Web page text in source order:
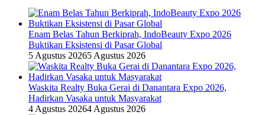
Enam Belas Tahun Berkiprah, IndoBeauty Expo 2026
Buktikan Eksistensi di Pasar Global
5 Agustus 20265 Agustus 2026
Waskita Realty Buka Gerai di Danantara Expo 2026,
Hadirkan Vasaka untuk Masyarakat
4 Agustus 20264 Agustus 2026